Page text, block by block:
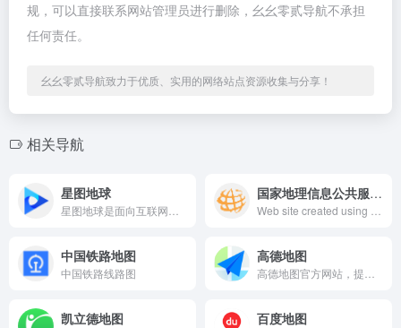
规，可以直接联系网站管理员进行删除，幺幺零贰导航不承担
任何责任。
幺幺零贰导航致力于优质、实用的网络站点资源收集与分享！
相关导航
星图地球 国家地理信息公共服务平台 天地图
中国铁路地图
中国铁路线路图
高德地图
凯立德地图 百度地图